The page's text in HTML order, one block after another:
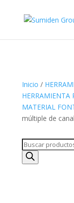
Inicio /
HERRAMIENTA
MATERIAL
múltiple de
Búsqueda
de
productos